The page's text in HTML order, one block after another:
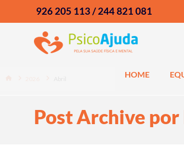
926 205 113 / 244 821 081
HOME
Post Archive